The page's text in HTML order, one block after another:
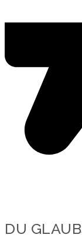
DU